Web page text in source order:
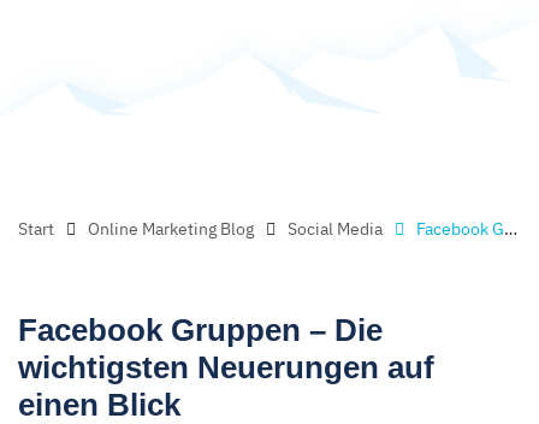
Start Online Marketing Blog Social Media Facebook Gruppen – Die wichtigsten Neuerungen auf einen Blick
Facebook Gruppen – Die
wichtigsten Neuerungen auf
einen Blick